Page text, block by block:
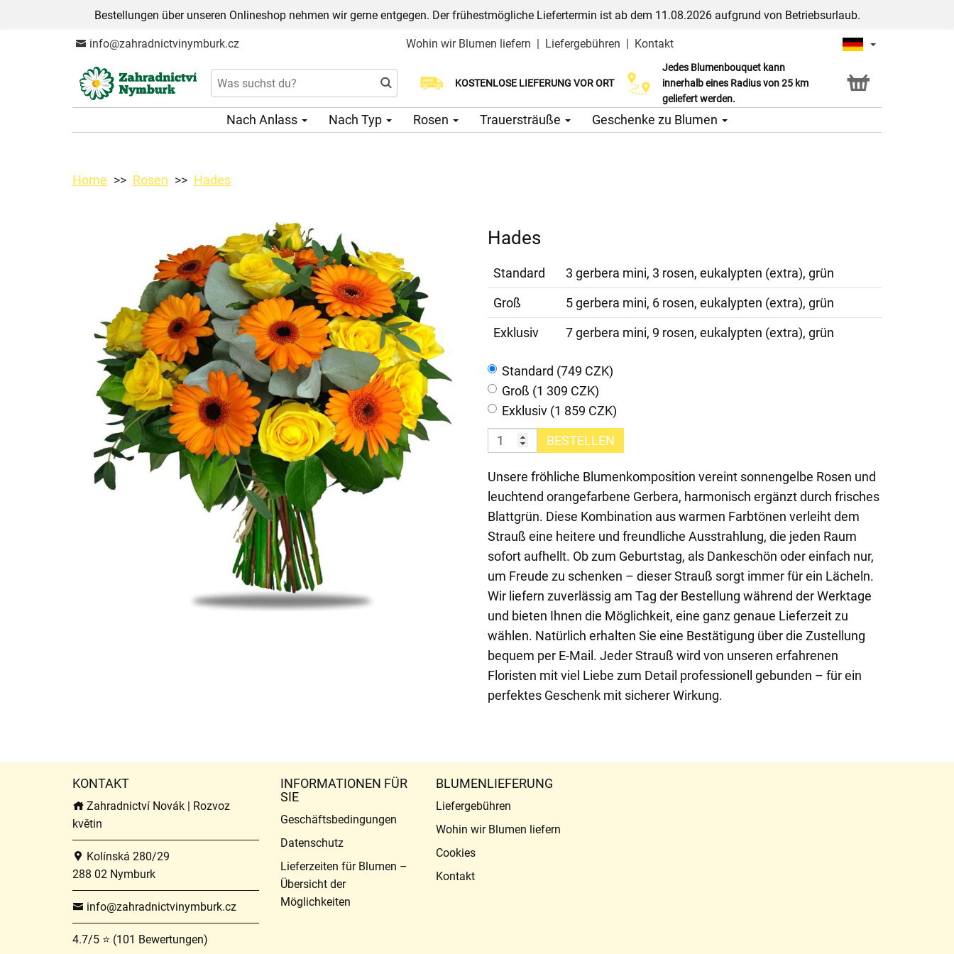
Bestellungen über unseren Onlineshop nehmen wir gerne entgegen. Der frühestmögliche Liefertermin ist ab dem 11.08.2026 aufgrund von Betriebsurlaub.
info@zahradnictvinymburk.cz Wohin wir Blumen liefern | Liefergebühren | Kontakt
KOSTENLOSE LIEFERUNG VOR ORT
Wählen Sie Ihr Lieferdatum
Jedes Blumenbouquet kann
innerhalb eines Radius von 25 km
geliefert werden.
Click & Collect Service
Nach Anlass Nach Typ Rosen Trauersträuße Geschenke zu Blumen
Home Rosen Hades
Hades
Standard
3 gerbera mini, 3 rosen, eukalypten (extra), grün
Groß
5 gerbera mini, 6 rosen, eukalypten (extra), grün
Exklusiv
7 gerbera mini, 9 rosen, eukalypten (extra), grün
Standard (749 CZK)
Groß (1 309 CZK)
Exklusiv (1 859 CZK)
BESTELLEN
Unsere fröhliche Blumenkomposition vereint sonnengelbe Rosen und
leuchtend orangefarbene Gerbera, harmonisch ergänzt durch frisches
Blattgrün. Diese Kombination aus warmen Farbtönen verleiht dem
Strauß eine heitere und freundliche Ausstrahlung, die jeden Raum
sofort aufhellt. Ob zum Geburtstag, als Dankeschön oder einfach nur,
um Freude zu schenken – dieser Strauß sorgt immer für ein Lächeln.
Wir liefern zuverlässig am Tag der Bestellung während der Werktage
und bieten Ihnen die Möglichkeit, eine ganz genaue Lieferzeit zu
wählen. Natürlich erhalten Sie eine Bestätigung über die Zustellung
bequem per E-Mail. Jeder Strauß wird von unseren erfahrenen
Floristen mit viel Liebe zum Detail professionell gebunden – für ein
perfektes Geschenk mit sicherer Wirkung.
KONTAKT
Zahradnictví Novák | Rozvoz
květin
Kolínská 280/29
288 02 Nymburk
info@zahradnictvinymburk.cz
4.7/5 ⭐ (101 Bewertungen)
INFORMATIONEN FÜR
SIE
Geschäftsbedingungen
Datenschutz
Lieferzeiten für Blumen –
Übersicht der
Möglichkeiten
BLUMENLIEFERUNG
Liefergebühren
Wohin wir Blumen liefern
Cookies
Kontakt